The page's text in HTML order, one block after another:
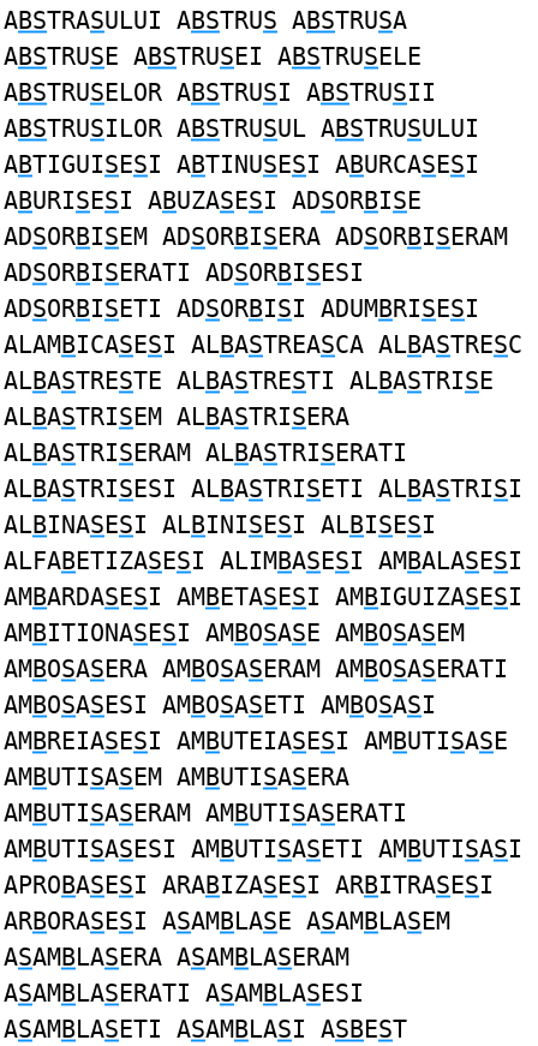
ABSTRASULUI ABSTRUS ABSTRUSA
ABSTRUSE ABSTRUSEI ABSTRUSELE
ABSTRUSELOR ABSTRUSI ABSTRUSII
ABSTRUSILOR ABSTRUSUL ABSTRUSULUI
ABTIGUISESI ABTINUSESI ABURCASESI
ABURISESI ABUZASESI ADSORBISE
ADSORBISEM ADSORBISERA ADSORBISERAM
ADSORBISERATI ADSORBISESI
ADSORBISETI ADSORBISI ADUMBRISESI
ALAMBICASESI ALBASTREASCA ALBASTRESC
ALBASTRESTE ALBASTRESTI ALBASTRISE
ALBASTRISEM ALBASTRISERA
ALBASTRISERAM ALBASTRISERATI
ALBASTRISESI ALBASTRISETI ALBASTRISI
ALBINASESI ALBINISESI ALBISESI
ALFABETIZASESI ALIMBASESI AMBALASESI
AMBARDASESI AMBETASESI AMBIGUIZASESI
AMBITIONASESI AMBOSASE AMBOSASEM
AMBOSASERA AMBOSASERAM AMBOSASERATI
AMBOSASESI AMBOSASETI AMBOSASI
AMBREIASESI AMBUTEIASESI AMBUTISASE
AMBUTISASEM AMBUTISASERA
AMBUTISASERAM AMBUTISASERATI
AMBUTISASESI AMBUTISASETI AMBUTISASI
APROBASESI ARABIZASESI ARBITRASESI
ARBORASESI ASAMBLASE ASAMBLASEM
ASAMBLASERA ASAMBLASERAM
ASAMBLASERATI ASAMBLASESI
ASAMBLASETI ASAMBLASI ASBEST